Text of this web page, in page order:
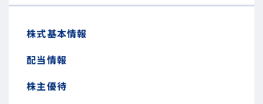
株式基本情報
配当情報
株主優待